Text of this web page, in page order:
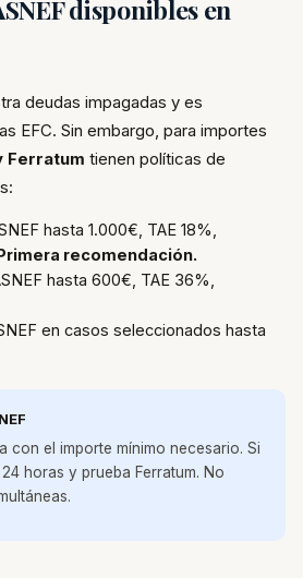
disponibles en
deudas impagadas y es
EFC. Sin embargo, para importes
Ferratum tienen políticas de
hasta 1.000€, TAE 18%,
recomendación.
hasta 600€, TAE 36%,
en casos seleccionados hasta
con el importe mínimo necesario. Si
horas y prueba Ferratum. No